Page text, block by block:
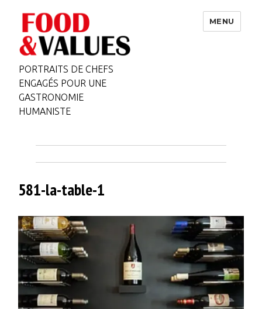
PORTRAITS DE CHEFS
ENGAGÉS POUR UNE
GASTRONOMIE
HUMANISTE
MENU
581-la-table-1